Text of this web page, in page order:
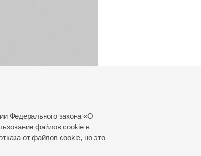
Федерального закона «О
файлов cookie в
от файлов cookie, но это